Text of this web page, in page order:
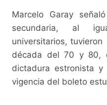
Marcelo Garay
secundaria, al
universitarios,
década del 70 y 80,
dictadura estronista
vigencia del boleto